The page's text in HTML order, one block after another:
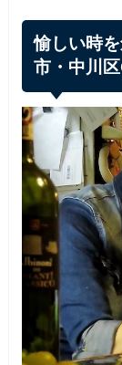
愉しい時
市・中川